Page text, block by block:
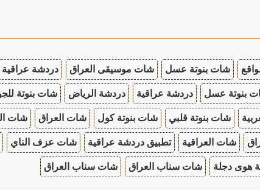
شات بنوتة عسل شات موسيقى العراق دردشة عراقية
بنوتة عسل دردشة عراقية دردشة الرياض شات بنوتة
شات بنوتة قلبي شات بنوتة كول شات العراق شات
شات العراقية تطبيق دردشة عراقية شات عزف الناي
هوى دجلة شات سناب العراق شات سناب العراق